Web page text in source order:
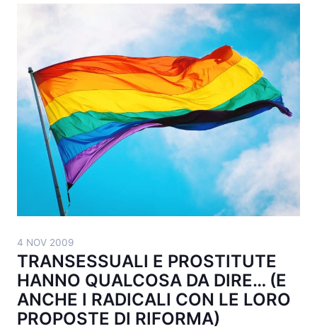
4 NOV 2009
TRANSESSUALI E PROSTITUTE
HANNO QUALCOSA DA DIRE… (E
ANCHE I RADICALI CON LE LORO
PROPOSTE DI RIFORMA)